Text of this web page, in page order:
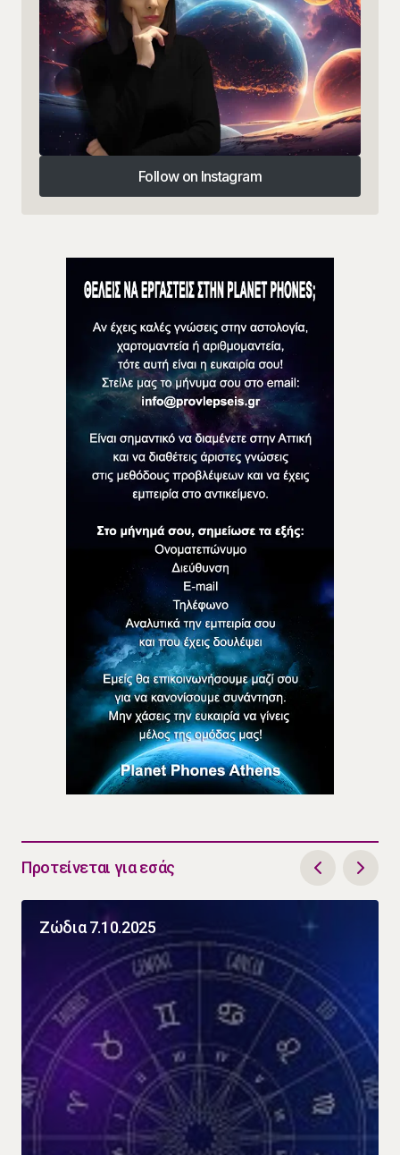
Follow on Instagram
Follow on Instagram
Προτείνεται για εσάς
Ζώδια 7.10.2025